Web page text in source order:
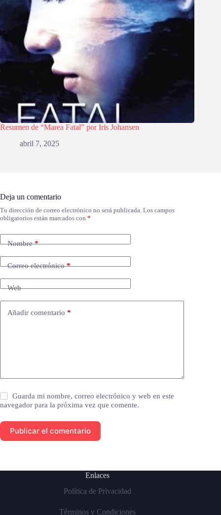
Resumen de “Marea Fatal” por Iris Johansen
abril 7, 2025
Deja un comentario
Tu dirección de correo electrónico no será publicada. Los campos
obligatorios están marcados con *
Nombre*
Correo electrónico*
Web
Añadir comentario *
Guarda mi nombre, correo electrónico y web en este
navegador para la próxima vez que comente.
Publicar el comentario
Enlaces
Política de Privacidad
Términos y Condiciones